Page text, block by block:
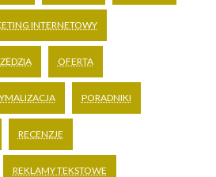
INTERNETOWY
OFERTA
PORADNIKI
RECENZJE
REKLAMY TEKSTOWE